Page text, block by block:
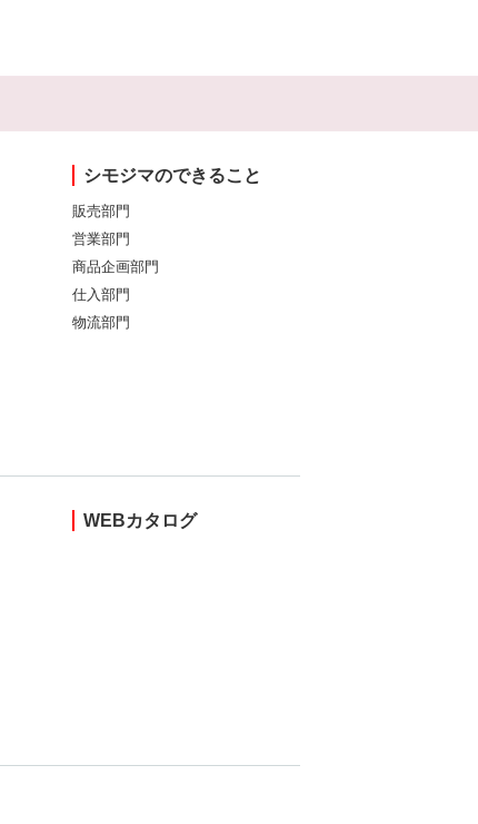
シモジマのできること
販売部門
営業部門
商品企画部門
仕入部門
物流部門
WEBカタログ